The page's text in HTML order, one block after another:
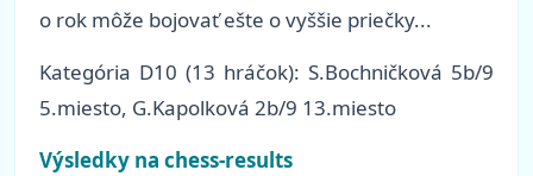
o rok môže bojovať ešte o vyššie priečky...
Kategória D10 (13 hráčok): S.Bochničková 5b/9
5.miesto, G.Kapolková 2b/9 13.miesto
Výsledky na chess-results